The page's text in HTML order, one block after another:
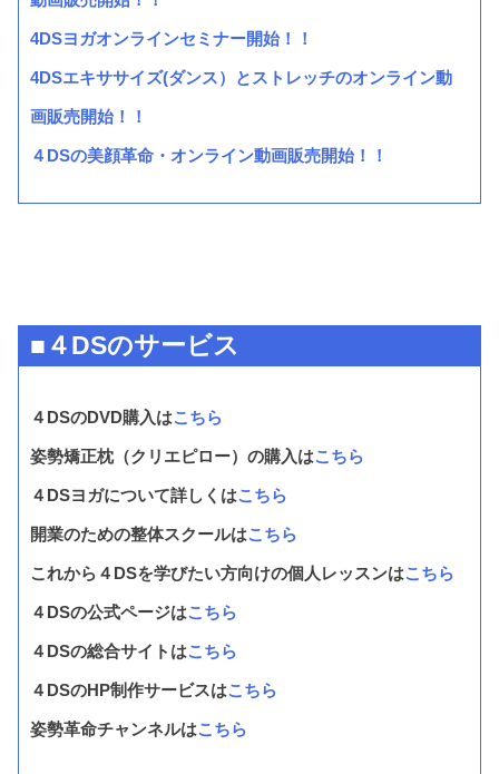
4DSヨガオンラインセミナー開始！！
4DSエキササイズ(ダンス）とストレッチのオンライン動
画販売開始！！
４DSの美顔革命・オンライン動画販売開始！！
■４DSのサービス
４DSのDVD購入はこちら
姿勢矯正枕（クリエピロー）の購入はこちら
４DSヨガについて詳しくはこちら
開業のための整体スクールはこちら
これから４DSを学びたい方向けの個人レッスンはこちら
４DSの公式ページはこちら
４DSの総合サイトはこちら
４DSのHP制作サービスはこちら
姿勢革命チャンネルはこちら